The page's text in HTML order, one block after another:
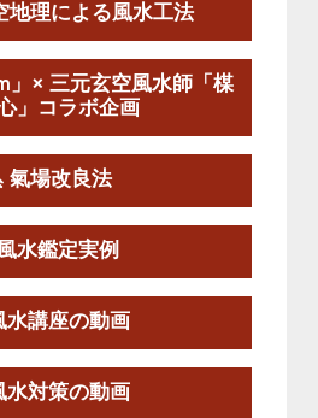
募集は終了しました。
水講座
06-08
募集は終了しました。
『実践的易学講座』
08-24
募集は終了しました。
「実践的四柱立命学（四
05-11
募集は終了しました。
地理による風水工法
」× 三元玄空風水師「楳
」コラボ企画
氣場改良法
水鑑定実例
講座の動画
対策の動画